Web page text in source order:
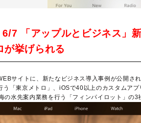
6/7 「アップルとビジネス」
が挙げられる
サイトに、新たなビジネス導入事例が公開さ
う「東京メトロ」、iOSで40以上のカスタムア
の水先案内業務を行う「フィンパイロット」の3